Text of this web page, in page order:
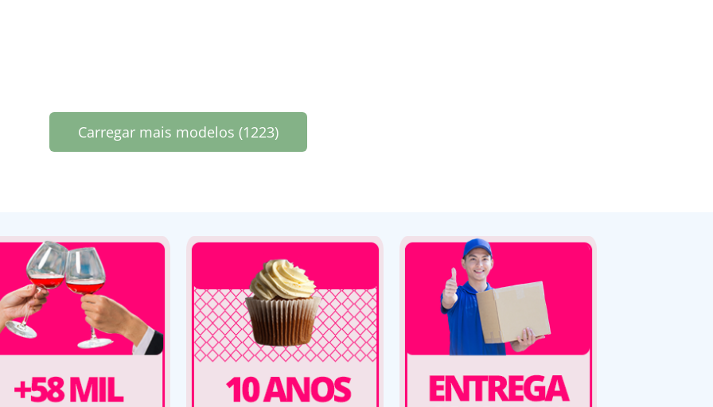
Carregar mais modelos (1223)